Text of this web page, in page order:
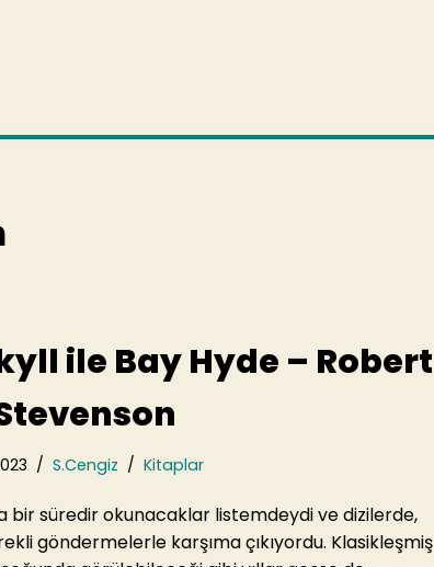
ile Bay Hyde – Robert
S.Cengiz Kitaplar
bir süredir okunacaklar listemdeydi ve dizilerde,
göndermelerle karşıma çıkıyordu. Klasikleşmiş